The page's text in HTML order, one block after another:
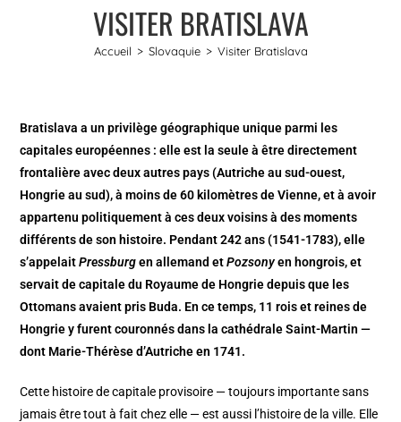
VISITER BRATISLAVA
Accueil > Slovaquie > Visiter Bratislava
Bratislava a un privilège géographique unique parmi les
capitales européennes : elle est la seule à être directement
frontalière avec deux autres pays (Autriche au sud-ouest,
Hongrie au sud), à moins de 60 kilomètres de Vienne, et à avoir
appartenu politiquement à ces deux voisins à des moments
différents de son histoire. Pendant 242 ans (1541-1783), elle
s’appelaitPressburgen allemand etPozsonyen hongrois, et
servait de capitale du Royaume de Hongrie depuis que les
Ottomans avaient pris Buda. En ce temps, 11 rois et reines de
Hongrie y furent couronnés dans la cathédrale Saint-Martin —
dont Marie-Thérèse d’Autriche en 1741.
Cette histoire de capitale provisoire — toujours importante sans
jamais être tout à fait chez elle — est aussi l’histoire de la ville. Elle